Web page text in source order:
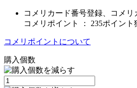
コメリカード番号登録、コメ
コメリポイント ： 235ポイント
コメリポイントについて
購入個数